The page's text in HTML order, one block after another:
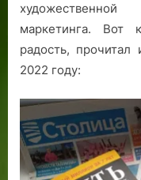
маркетинга. Вот
радость,
2022 году: